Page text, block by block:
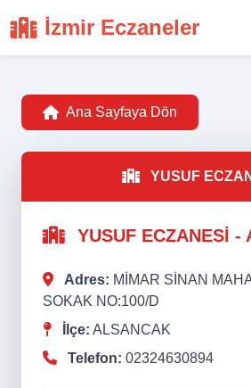
İzmir Eczaneler
Ana Sayfaya Dön
YUSUF
YUSUF ECZANESİ -
Adres: MİMAR SİNAN
SOKAK NO:100/D
İlçe: ALSANCAK
Telefon: 02324630894